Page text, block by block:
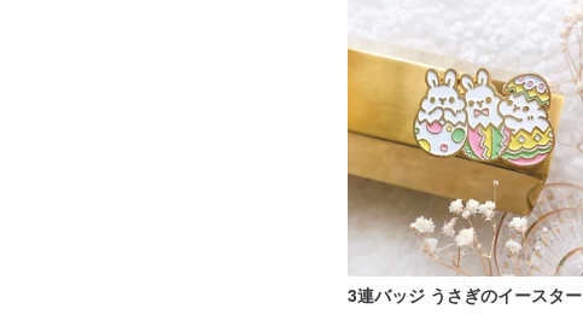
3連バッジ うさぎのイースター